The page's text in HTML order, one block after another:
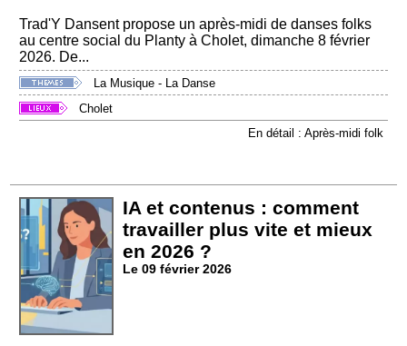
Trad'Y Dansent propose un après-midi de danses folks
au centre social du Planty à Cholet, dimanche 8 février
2026. De...
La Musique - La Danse
Cholet
En détail : Après-midi folk
IA et contenus : comment
travailler plus vite et mieux
en 2026 ?
Le 09 février 2026